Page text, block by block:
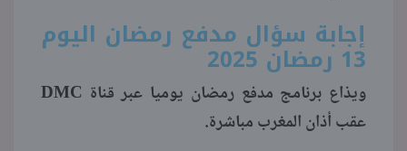
ملفات
منوعات
إجابة سؤال مدفع رمضان اليوم
13 رمضان 2025
ويذاع برنامج مدفع رمضان يوميا عبر قناة DMC
عقب أذان المغرب مباشرة.